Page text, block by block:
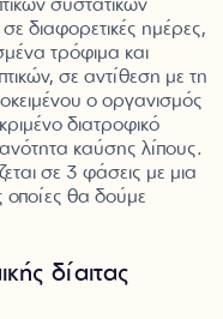
συστατικών
διαφορετικές ημέρες,
τρόφιμα και
σε αντίθεση με τη
ο οργανισμός
διατροφικό
καύσης λίπους.
σε 3 φάσεις με μια
οποίες θα δούμε
δίαιτας